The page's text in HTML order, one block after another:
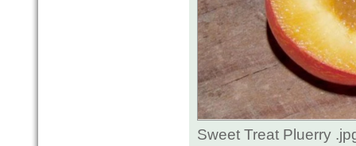
Sweet Treat Pluerry